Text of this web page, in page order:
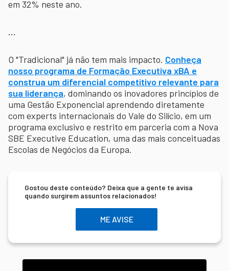
em 32% neste ano.
…
O "Tradicional" já não tem mais impacto. Conheça
nosso programa de Formação Executiva xBA e
construa um diferencial competitivo relevante para
sua liderança, dominando os inovadores princípios de
uma Gestão Exponencial aprendendo diretamente
com experts internacionais do Vale do Silício, em um
programa exclusivo e restrito em parceria com a Nova
SBE Executive Education, uma das mais conceituadas
Escolas de Negócios da Europa.
Gostou deste conteúdo? Deixa que a gente te avisa
quando surgirem assuntos relacionados!
ME AVISE